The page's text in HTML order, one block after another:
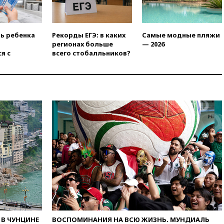
аэропорт Геленджика
возобновили работу
порядок присвоения воинских
званий добровольцам
Финляндии приходит в упадок
аэропорту Геленджика
введены ограничения
вчера, 18:21Зюганов
присоединился к критике
«Яблока»
вчера, 18:15Четыре человека
пострадали при атаках ВСУ на
Белгородскую область
вчера, 18:00Совет мира
выбрал подрядчика для
строительства военной базы в
ребенка
с
Рекорды ЕГЭ: в каких
регионах больше
всего стобалльников?
Самые модные пляжи
— 2026
ЧУНЦИНЕ
ВОСПОМИНАНИЯ НА ВСЮ ЖИЗНЬ. МУНДИАЛЬ